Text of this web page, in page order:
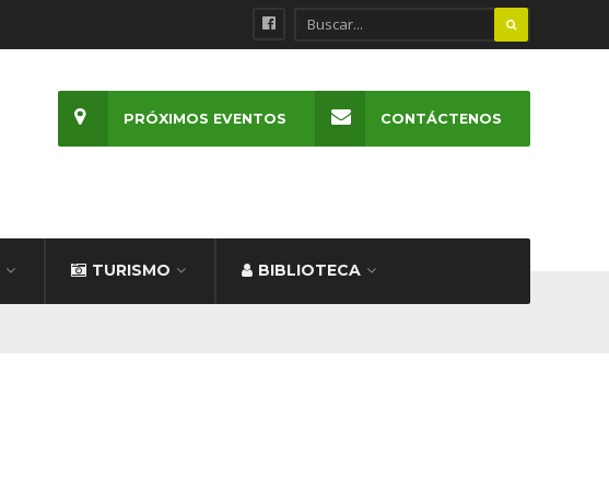
TURISMO BIBLIOTECA
PRÓXIMOS EVENTOS CONTÁCTENOS